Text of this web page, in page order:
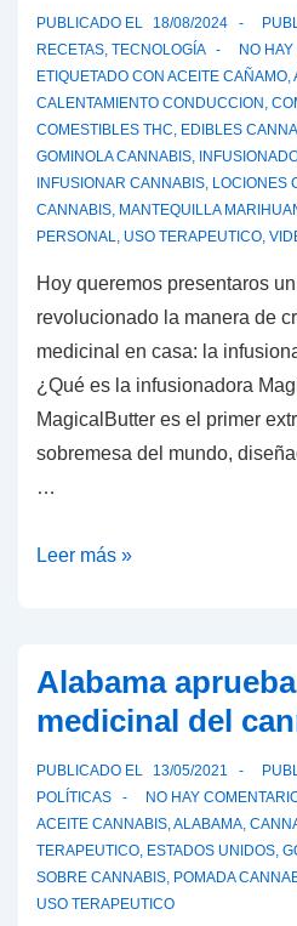
mantequilla
de
cannabis
PUBLICADO EL 18/08/2024
RECETAS, TECNOLOGÍA
NO
ETIQUETADO CON ACEITE CAÑAMO,
CALENTAMIENTO CONDUCCION ,
COMESTIBLES THC, EDIBLES
GOMINOLA CANNABIS,
INFUSIONAR CANNABIS, LOCIONES
CANNABIS, MANTEQUILLA
PERSONAL, USO TERAPEUTICO,
Hoy queremos presentaros
revolucionado la manera de
medicinal en casa: la
¿Qué es la infusionadora
MagicalButter es el primer
sobremesa del mundo,
…
MagicalButter:
hacer
mantequilla
aceite
de
cannabis
en
Leer más »
Alabama
medicinal del
PUBLICADO EL 13/05/2021
POLÍTICAS
NO HAY
ACEITE CANNABIS,ALABAMA,
TERAPEUTICO, ESTADOS UNIDOS,
SOBRE CANNABIS, POMADA
USO TERAPEUTICO